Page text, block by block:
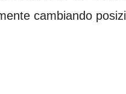
cambiando